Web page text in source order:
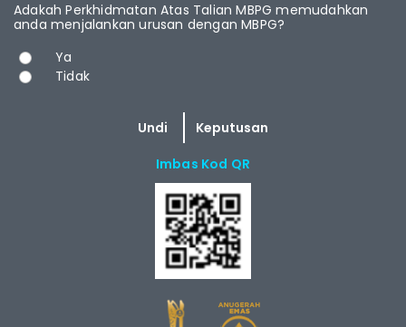
Adakah Perkhidmatan Atas Talian MBPG memudahkan
anda menjalankan urusan dengan MBPG?
Pilihan
Ya
Tidak
Imbas Kod QR